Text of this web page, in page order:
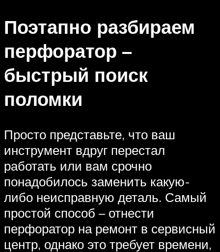
Поэтапно разбираем
перфоратор –
быстрый поиск
поломки
Просто представьте, что ваш
инструмент вдруг перестал
работать или вам срочно
понадобилось заменить какую-
либо неисправную деталь. Самый
простой способ – отнести
перфоратор на ремонт в сервисный
центр, однако это требует времени,